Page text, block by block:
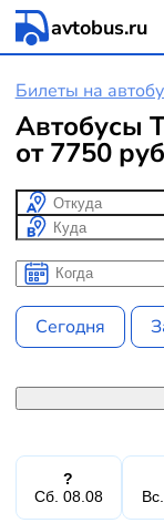
avtobus.ru
Билеты на
Автобусы
от 7750
Откуда
Куда
Когда
Когда
Сегодня
?
Сб. 08.08